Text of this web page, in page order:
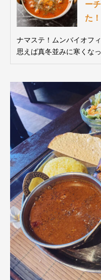
ー
た
ナマステ！ムンバイオフ
思えば真冬並みに寒くな